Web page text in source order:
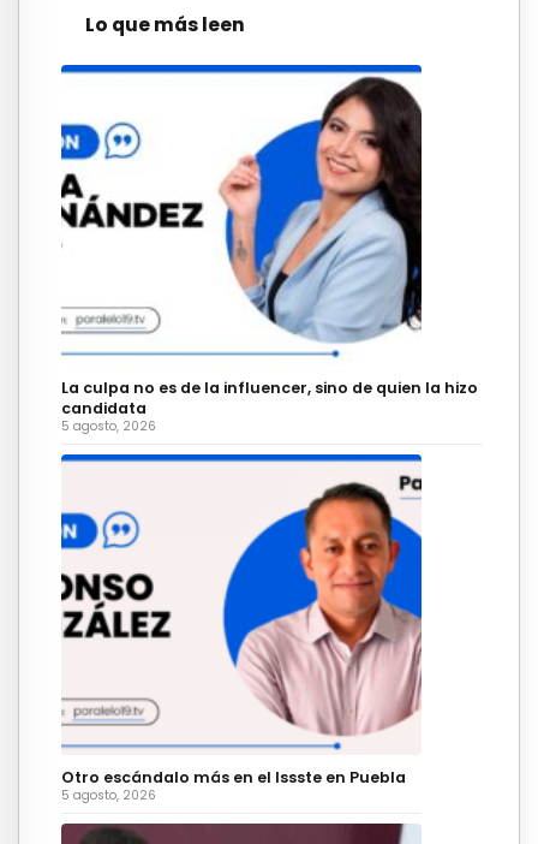
Lo que más leen
La culpa no es de la influencer, sino de quien la hizo
candidata
5 agosto, 2026
Otro escándalo más en el Issste en Puebla
5 agosto, 2026